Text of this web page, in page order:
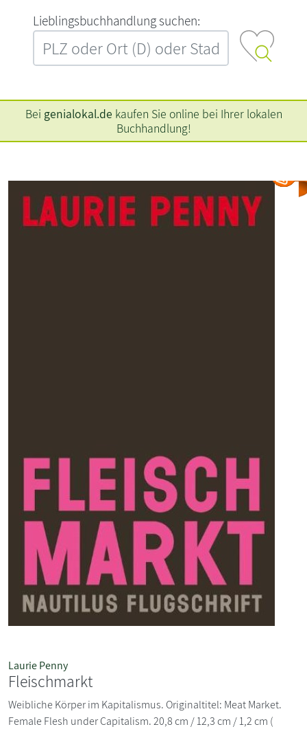
L‍i‍e‍b‍l‍i‍n‍g‍s‍b‍u‍c‍h‍h‍a‍n‍d‍l‍u‍n‍g‍ ‍s‍u‍c‍h‍e‍n‍:‍
Bei genialokal.de kaufen Sie online bei Ihrer lokalen
Buchhandlung!
Laurie Penny
Fleischmarkt
Weibliche Körper im Kapitalismus. Originaltitel: Meat Market.
Female Flesh under Capitalism. 20,8 cm / 12,3 cm / 1,2 cm (